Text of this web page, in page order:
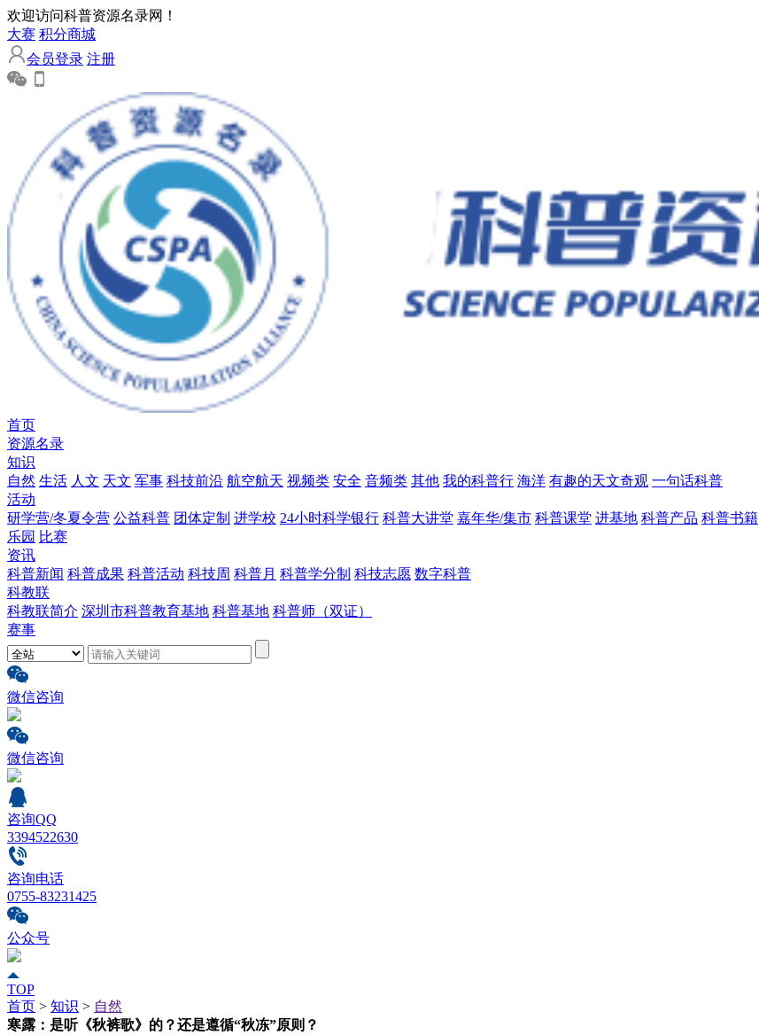
欢迎访问科普资源名录网！
大赛 积分商城
会员登录 注册
首页
资源名录
知识
自然 生活 人文 天文 军事 科技前沿 航空航天 视频类 安全 音频类 其他 我的科普行 海洋 有趣的天文奇观 一句话科普
活动
研学营/冬夏令营 公益科普 团体定制 进学校 24小时科学银行 科普大讲堂 嘉年华/集市 科普课堂 进基地 科普产品 科普书籍
乐园 比赛
资讯
科普新闻 科普成果 科普活动 科技周 科普月 科普学分制 科技志愿 数字科普
科教联
科教联简介 深圳市科普教育基地 科普基地 科普师（双证）
赛事
微信咨询
微信咨询
咨询QQ
3394522630
咨询电话
0755-83231425
公众号
TOP
首页 > 知识 > 自然
寒露：是听《秋裤歌》的？还是遵循“秋冻”原则？